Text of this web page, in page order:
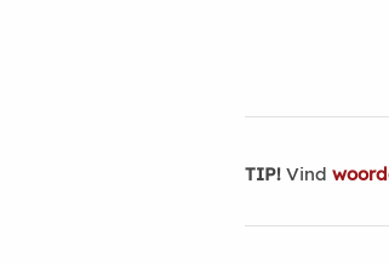
TIP! Vind